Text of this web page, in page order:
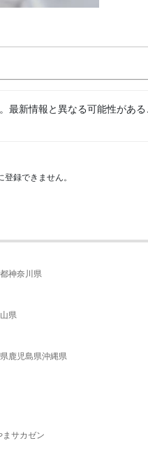
最新情報と異なる可能性があ
録できません。
神奈川県
県
鹿児島県沖縄県
サカゼン